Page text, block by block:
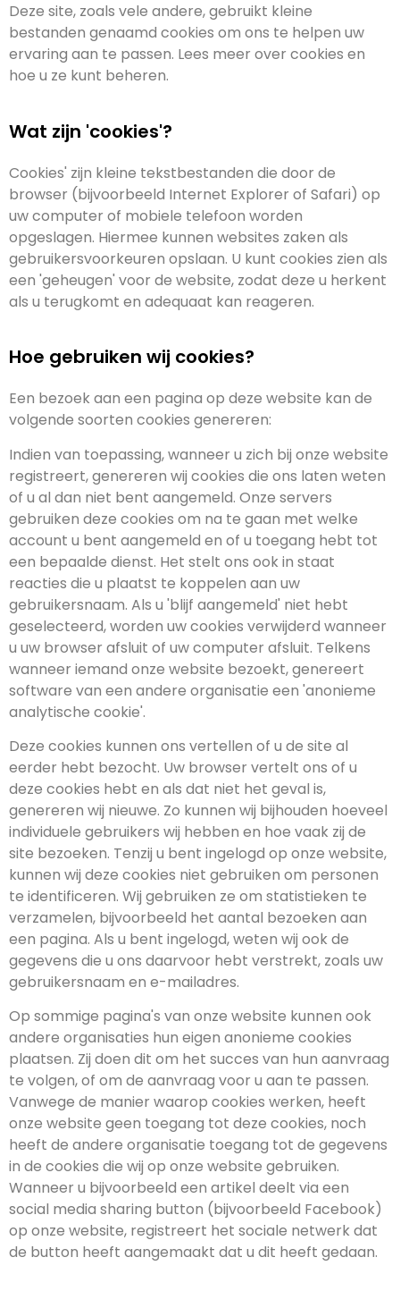
Deze site, zoals vele andere, gebruikt kleine
bestanden genaamd cookies om ons te helpen uw
ervaring aan te passen. Lees meer over cookies en
hoe u ze kunt beheren.
Wat zijn 'cookies'?
Cookies' zijn kleine tekstbestanden die door de
browser (bijvoorbeeld Internet Explorer of Safari) op
uw computer of mobiele telefoon worden
opgeslagen. Hiermee kunnen websites zaken als
gebruikersvoorkeuren opslaan. U kunt cookies zien als
een 'geheugen' voor de website, zodat deze u herkent
als u terugkomt en adequaat kan reageren.
Hoe gebruiken wij cookies?
Een bezoek aan een pagina op deze website kan de
volgende soorten cookies genereren:
Indien van toepassing, wanneer u zich bij onze website
registreert, genereren wij cookies die ons laten weten
of u al dan niet bent aangemeld. Onze servers
gebruiken deze cookies om na te gaan met welke
account u bent aangemeld en of u toegang hebt tot
een bepaalde dienst. Het stelt ons ook in staat
reacties die u plaatst te koppelen aan uw
gebruikersnaam. Als u 'blijf aangemeld' niet hebt
geselecteerd, worden uw cookies verwijderd wanneer
u uw browser afsluit of uw computer afsluit. Telkens
wanneer iemand onze website bezoekt, genereert
software van een andere organisatie een 'anonieme
analytische cookie'.
Deze cookies kunnen ons vertellen of u de site al
eerder hebt bezocht. Uw browser vertelt ons of u
deze cookies hebt en als dat niet het geval is,
genereren wij nieuwe. Zo kunnen wij bijhouden hoeveel
individuele gebruikers wij hebben en hoe vaak zij de
site bezoeken. Tenzij u bent ingelogd op onze website,
kunnen wij deze cookies niet gebruiken om personen
te identificeren. Wij gebruiken ze om statistieken te
verzamelen, bijvoorbeeld het aantal bezoeken aan
een pagina. Als u bent ingelogd, weten wij ook de
gegevens die u ons daarvoor hebt verstrekt, zoals uw
gebruikersnaam en e-mailadres.
Op sommige pagina's van onze website kunnen ook
andere organisaties hun eigen anonieme cookies
plaatsen. Zij doen dit om het succes van hun aanvraag
te volgen, of om de aanvraag voor u aan te passen.
Vanwege de manier waarop cookies werken, heeft
onze website geen toegang tot deze cookies, noch
heeft de andere organisatie toegang tot de gegevens
in de cookies die wij op onze website gebruiken.
Wanneer u bijvoorbeeld een artikel deelt via een
social media sharing button (bijvoorbeeld Facebook)
op onze website, registreert het sociale netwerk dat
de button heeft aangemaakt dat u dit heeft gedaan.